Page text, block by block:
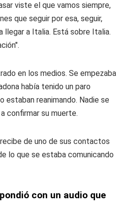
viste el que vamos siempre,
que seguir por esa, seguir,
llegar a Italia. Está sobre Italia.
en los medios. Se empezaba
había tenido un paro
estaban reanimando. Nadie se
confirmar su muerte.
de uno de sus contactos
lo que se estaba comunicando
con un audio que